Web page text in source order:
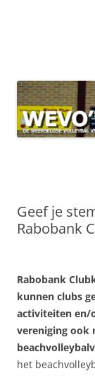
Geef je
Rabobank
Rabobank
kunnen clubs
activiteiten en/
vereniging ook
het